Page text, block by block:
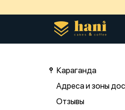
Караганда
Адреса и зоны
Отзывы